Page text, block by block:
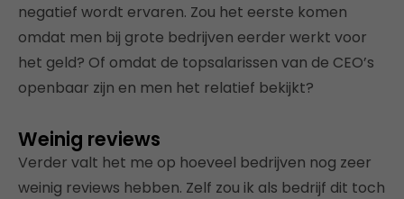
negatief wordt ervaren. Zou het eerste komen
omdat men bij grote bedrijven eerder werkt voor
het geld? Of omdat de topsalarissen van de CEO’s
openbaar zijn en men het relatief bekijkt?
Weinig reviews
Verder valt het me op hoeveel bedrijven nog zeer
weinig reviews hebben. Zelf zou ik als bedrijf dit toch